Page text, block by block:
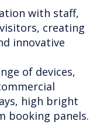
with staff,
creating
innovative
of devices,
high bright
booking panels.